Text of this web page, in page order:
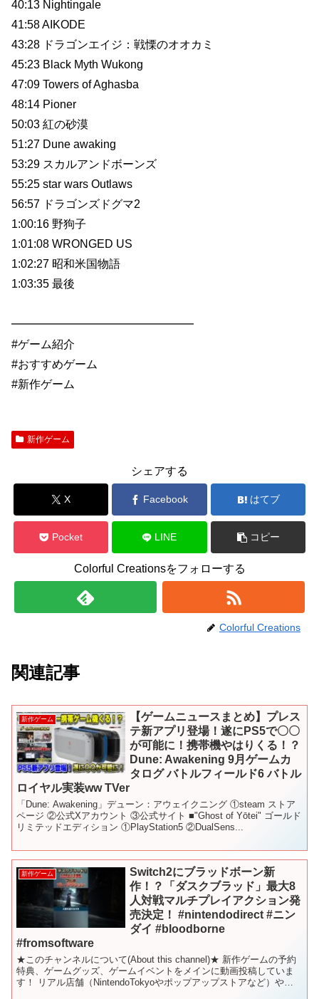
40:13 Nightingale
41:58 AIKODE
43:28 ドラゴンエイジ：戦慄のオオカミ
45:23 Black Myth Wukong
47:09 Towers of Aghasba
48:14 Pioner
50:03 紅の砂漠
51:27 Dune awaking
53:29 スカルアンドボーンズ
55:25 star wars Outlaws
56:57 ドラゴンズドグマ2
1:00:16 野狗子
1:01:08 WRONGED US
1:02:27 昭和米国物語
1:03:35 最後
━━━━━━━━━━━━━━━━
#ゲーム紹介
#おすすめゲーム
#新作ゲーム
新作ゲーム
シェアする
X Facebook はてブ
Pocket LINE コピー
Colorful Creationsをフォローする
Colorful Creations
関連記事
新作ゲーム
【ゲームニュースまとめ】プレス
テ新アプリ登場！遂にPS5で〇〇
が可能に！携帯機やはりくる！？
Dune: Awakening 9月ゲームカ
タログ バトルフィールド6 バトル
ロイヤル実装ww TVer
「Dune: Awakening」デューン：アウェイクニング ①steam ストア
ページ ②公式Xアカウント ③公式サイト ■"Ghost of Yōtei" ゴールド
リミテッドエディション ①PlayStation5 ②DualSens...
新作ゲーム
Switch2にブラッドボーン新
作！？「ダスクブラッド」最大8
人対戦マルチプレイアクション発
売決定！ #nintendodirect #ニン
ダイ #bloodborne
#fromsoftware
★このチャンネルについて(About this channel)★ 新作ゲームの予約
特典、ゲームグッズ、ゲームイベントをメインに動画投稿していま
す！ リアル店舗（NintendoTokyoやポップアップストアなど）やイ